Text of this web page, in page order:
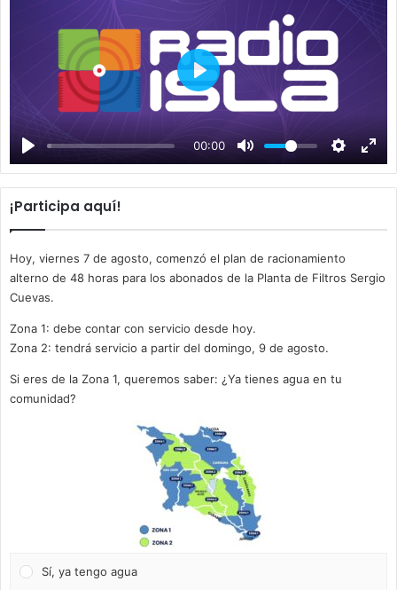
00:00
P
y
¡Participa aquí!
Hoy, viernes 7 de agosto, comenzó el plan de racionamiento
alterno de 48 horas para los abonados de la Planta de Filtros Sergio
Cuevas.
Zona 1: debe contar con servicio desde hoy.
Zona 2: tendrá servicio a partir del domingo, 9 de agosto.
Si eres de la Zona 1, queremos saber: ¿Ya tienes agua en tu
comunidad?
Sí, ya tengo agua